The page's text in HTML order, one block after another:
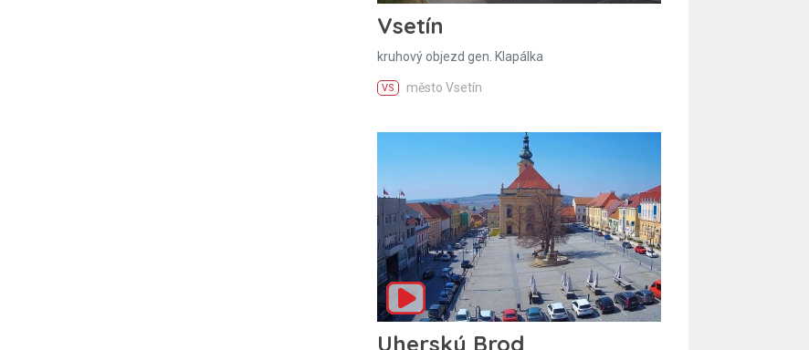
Vsetín
kruhový objezd gen. Klapálka
VS město Vsetín
Uherský Brod